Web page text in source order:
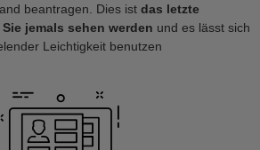
beantragen. Dies ist das letzte
jemals sehen werden und es lässt sich
Leichtigkeit benutzen